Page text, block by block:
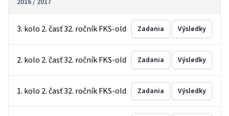
2016 / 2017
3. kolo 2. časť 32. ročník FKS-old Zadania Výsledky
2. kolo 2. časť 32. ročník FKS-old Zadania Výsledky
1. kolo 2. časť 32. ročník FKS-old Zadania Výsledky